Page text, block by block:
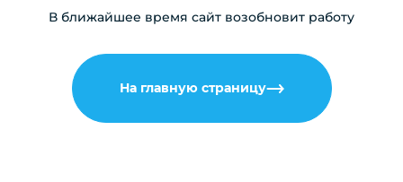
В ближайшее время сайт возобновит работу
На главную страницу